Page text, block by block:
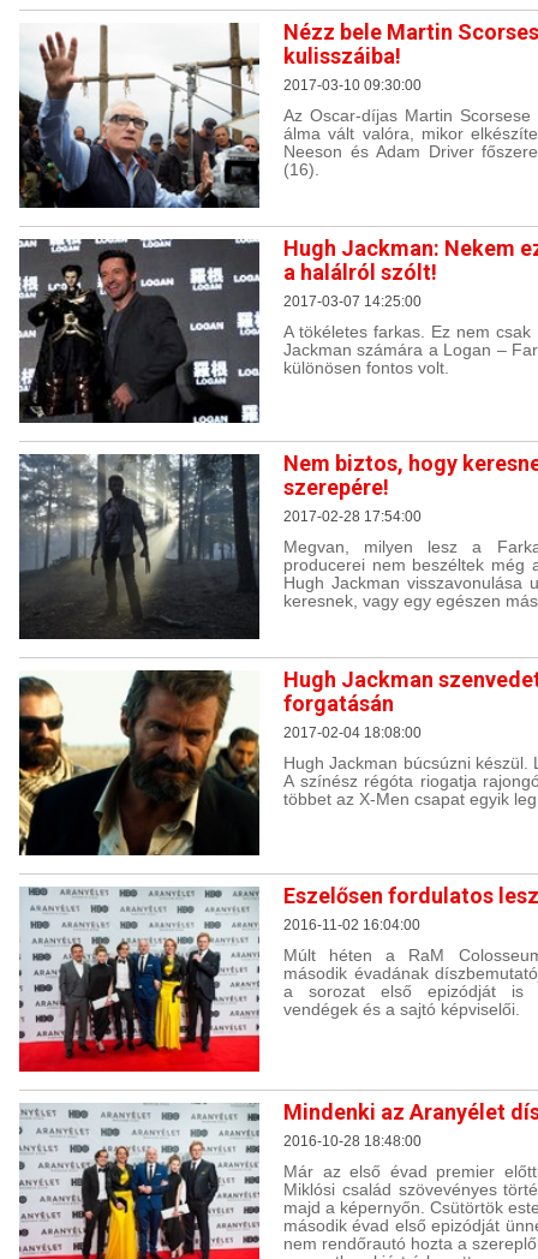
Nézz bele Martin
kulisszáiba!
2017-03-10 09:30:00
Az Oscar-díjas Martin
álma vált valóra, mikor
Neeson és Adam Driver
(16).
Hugh Jackman: Nekem
a halálról szólt!
2017-03-07 14:25:00
A tökéletes farkas. Ez nem
Jackman számára a Logan –
különösen fontos volt.
Nem biztos, hogy
szerepére!
2017-02-28 17:54:00
Megvan, milyen lesz a
producerei nem beszéltek még
Hugh Jackman visszavonulása
keresnek, vagy egy egészen
Hugh Jackman
forgatásán
2017-02-04 18:08:00
Hugh Jackman búcsúzni
A színész régóta riogatja
többet az X-Men csapat egyik
Eszelősen fordulatos
2016-11-02 16:04:00
Múlt héten a RaM
második évadának
a sorozat első epizódját is
vendégek és a sajtó képviselői.
Mindenki az Aranyélet
2016-10-28 18:48:00
Már az első évad premier
Miklósi család szövevényes
majd a képernyőn. Csütörtök
második évad első epizódját
nem rendőrautó hozta a